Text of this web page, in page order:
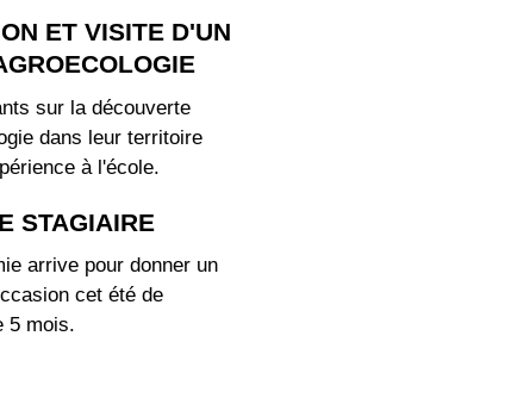
ET VISITE D'UN
sur la découverte
dans leur territoire
à l'école.
STAGIAIRE
arrive pour donner un
cet été de
5 mois.